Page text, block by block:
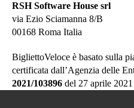
RSH Software House srl
via Ezio Sciamanna 8/B
00168 Roma Italia
BigliettoVeloce è basato sulla
certificata dall’Agenzia delle
2021/103896 del 27 aprile 2021